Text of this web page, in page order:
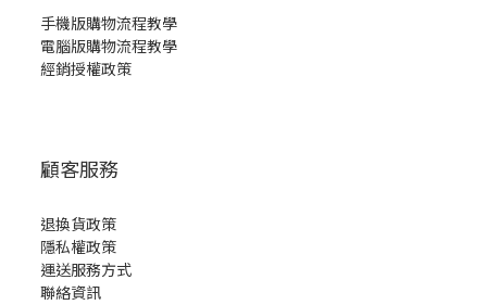
手機版購物流程教學
電腦版購物流程教學
經銷授權政策
顧客服務
退換貨政策
隱私權政策
運送服務方式
聯絡資訊